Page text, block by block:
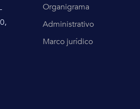
Organigrama
Administrativo
Marco jurídico